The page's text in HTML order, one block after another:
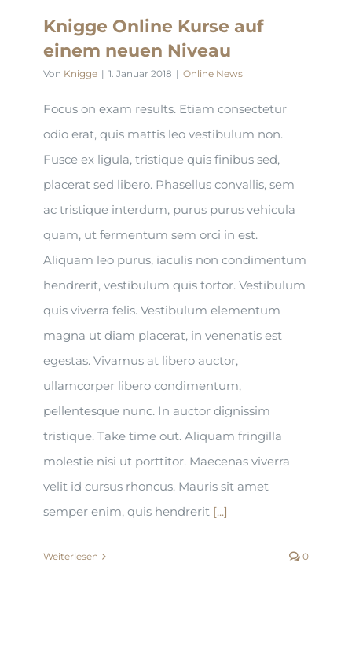
Knigge Online Kurse auf
einem neuen Niveau
Von Knigge | 1. Januar 2018 | Online News
Focus on exam results. Etiam consectetur
odio erat, quis mattis leo vestibulum non.
Fusce ex ligula, tristique quis finibus sed,
placerat sed libero. Phasellus convallis, sem
ac tristique interdum, purus purus vehicula
quam, ut fermentum sem orci in est.
Aliquam leo purus, iaculis non condimentum
hendrerit, vestibulum quis tortor. Vestibulum
quis viverra felis. Vestibulum elementum
magna ut diam placerat, in venenatis est
egestas. Vivamus at libero auctor,
ullamcorper libero condimentum,
pellentesque nunc. In auctor dignissim
tristique. Take time out. Aliquam fringilla
molestie nisi ut porttitor. Maecenas viverra
velit id cursus rhoncus. Mauris sit amet
semper enim, quis hendrerit [...]
Weiterlesen 0